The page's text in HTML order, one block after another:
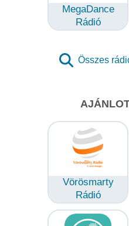
MegaDance
Rádió
Összes
Vörösmarty
Rádió